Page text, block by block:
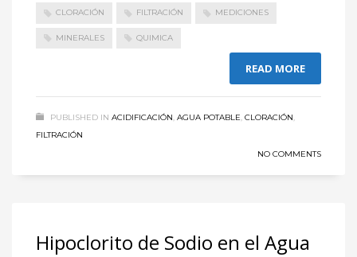
CLORACIÓN FILTRACIÓN MEDICIONES
MINERALES QUIMICA
READ MORE
PUBLISHED IN ACIDIFICACIÓN, AGUA POTABLE, CLORACIÓN,
FILTRACIÓN
NO COMMENTS
Hipoclorito de Sodio en el Agua